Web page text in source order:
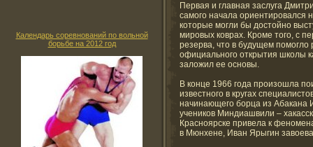
Календарь соревнований по вольной
борьбе на 2012 год
Первая и главная заслуга
самого начала ориентировался
которые могли бы достойно
мировых коврах. Кроме того, с
резерва, что в будущем
официального открытия школы
заложил ее основы.
В конце 1966 года произошла
известного в кругах
начинающего борца из Абакана
учеников Миндиашвили –
Красноярске привела к
в Мюнхене, Иван Ярыгин